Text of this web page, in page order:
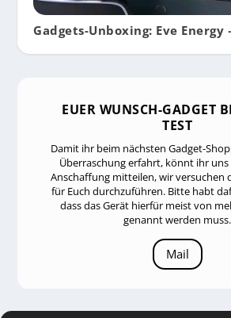
Gadgets-Unboxing: Eve Energy
EUER WUNSCH-GADGET
TEST
Damit ihr beim nächsten Gadget-
Überraschung erfahrt, könnt ihr
Anschaffung mitteilen, wir versuchen
für Euch durchzuführen. Bitte habt
dass das Gerät hierfür meist von
genannt werden muss.
Mail